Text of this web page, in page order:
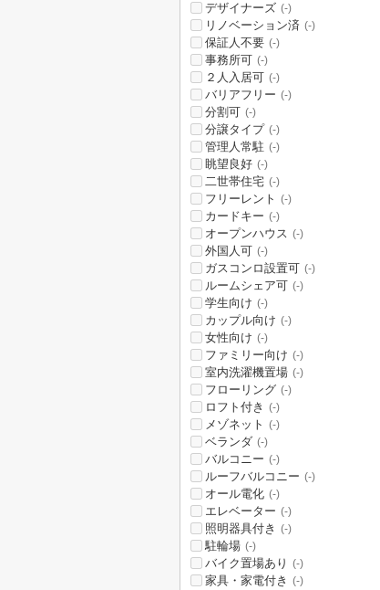
デザイナーズ (-)
リノベーション済 (-)
保証人不要 (-)
事務所可 (-)
２人入居可 (-)
バリアフリー (-)
分割可 (-)
分譲タイプ (-)
管理人常駐 (-)
眺望良好 (-)
二世帯住宅 (-)
フリーレント (-)
カードキー (-)
オープンハウス (-)
外国人可 (-)
ガスコンロ設置可 (-)
ルームシェア可 (-)
学生向け (-)
カップル向け (-)
女性向け (-)
ファミリー向け (-)
室内洗濯機置場 (-)
フローリング (-)
ロフト付き (-)
メゾネット (-)
ベランダ (-)
バルコニー (-)
ルーフバルコニー (-)
オール電化 (-)
エレベーター (-)
照明器具付き (-)
駐輪場 (-)
バイク置場あり (-)
家具・家電付き (-)